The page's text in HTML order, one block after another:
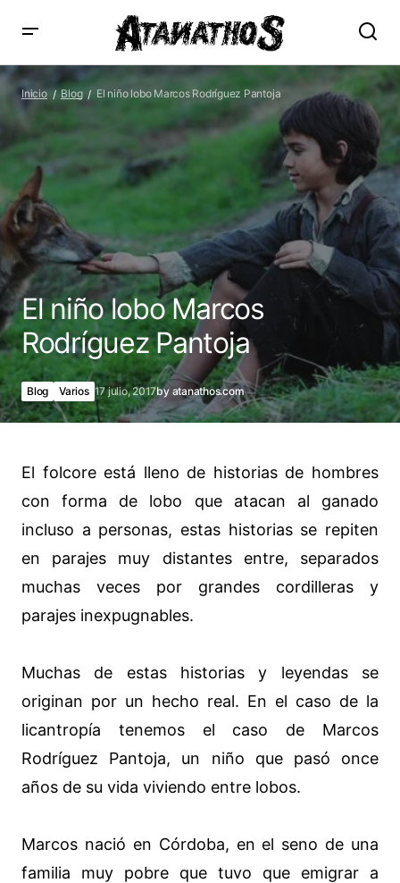
Inicio Blog El niño lobo Marcos Rodríguez Pantoja
El niño lobo Marcos
Rodríguez Pantoja
Blog Varios 17 julio, 2017by atanathos.com
El folcore está lleno de historias de hombres
con forma de lobo que atacan al ganado
incluso a personas, estas historias se repiten
en parajes muy distantes entre, separados
muchas veces por grandes cordilleras y
parajes inexpugnables.
Muchas de estas historias y leyendas se
originan por un hecho real. En el caso de la
licantropía tenemos el caso de Marcos
Rodríguez Pantoja, un niño que pasó once
años de su vida viviendo entre lobos.
Marcos nació en Córdoba, en el seno de una
familia muy pobre que tuvo que emigrar a